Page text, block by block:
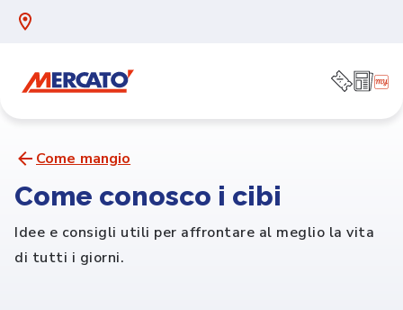
Come mangio
Come conosco i cibi
Idee e consigli utili per affrontare al meglio la vita
di tutti i giorni.